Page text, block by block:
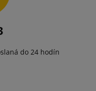
do 24 hodín